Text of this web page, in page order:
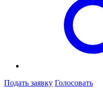
Подать заявку Голосовать